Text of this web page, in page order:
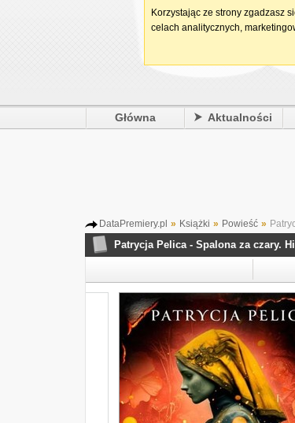
Główna Aktualności
DataPremiery.pl » Książki » Powieść »
Patrycja Pelica - Spalona za czary.
Korzystając ze strony zgadzasz
celach analitycznych,